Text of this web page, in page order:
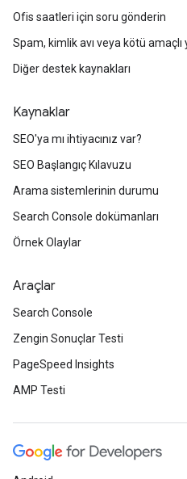
Ofis saatleri için soru gönderin
Spam, kimlik avı veya kötü amaçlı
Diğer destek kaynakları
Kaynaklar
SEO'ya mı ihtiyacınız var?
SEO Başlangıç Kılavuzu
Arama sistemlerinin durumu
Search Console dokümanları
Örnek Olaylar
Araçlar
Search Console
Zengin Sonuçlar Testi
PageSpeed Insights
AMP Testi